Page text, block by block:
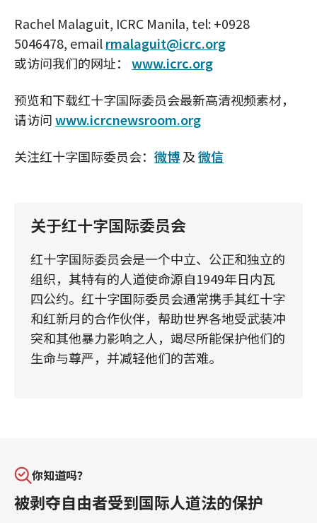
Rachel Malaguit, ICRC Manila, tel: +0928
5046478, emailrmalaguit@icrc.org
或访问我们的网址： www.icrc.org
预览和下载红十字国际委员会最新高清视频素材，
请访问www.icrcnewsroom.org
关注红十字国际委员会： 微博及微信
关于红十字国际委员会
红十字国际委员会是一个中立、公正和独立的
组织，其特有的人道使命源自1949年日内瓦
四公约。红十字国际委员会通常携手其红十字
和红新月的合作伙伴，帮助世界各地受武装冲
突和其他暴力影响之人，竭尽所能保护他们的
生命与尊严，并减轻他们的苦难。
你知道吗？
被剥夺自由者受到国际人道法的保护